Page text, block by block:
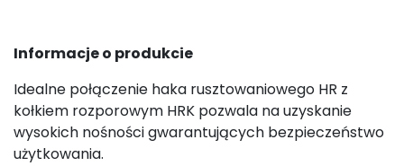
Informacje o produkcie
Idealne połączenie haka rusztowaniowego HR z
kołkiem rozporowym HRK pozwala na uzyskanie
wysokich nośności gwarantujących bezpieczeństwo
użytkowania.